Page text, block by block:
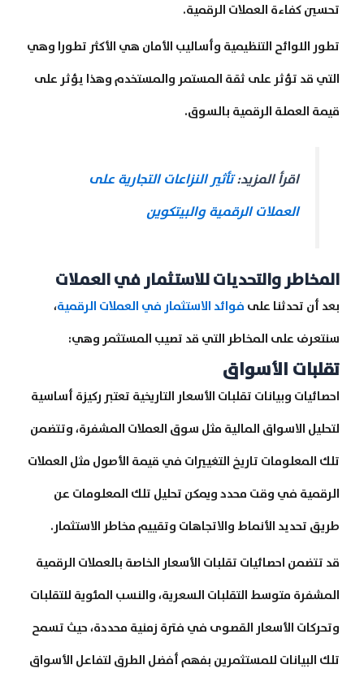
تحسين كفاءة العملات الرقمية.
تطور اللوائح التنظيمية وأساليب الأمان هي الأكثر تطورا وهي
التي قد تؤثر على ثقة المستمر والمستخدم وهذا يؤثر على
قيمة العملة الرقمية بالسوق.
اقرأ المزيد:تأثير النزاعات التجارية على
العملات الرقمية والبيتكوين
المخاطر والتحديات للاستثمار في العملات
بعد أن تحدثنا على فوائد الاستثمار في العملات الرقمية،
سنتعرف على المخاطر التي قد تصيب المستثمر وهي:
تقلبات الأسواق
احصائيات وبيانات تقلبات الأسعار التاريخية تعتبر ركيزة أساسية
لتحليل الاسواق المالية مثل سوق العملات المشفرة، وتتضمن
تلك المعلومات تاريخ التغييرات في قيمة الأصول مثل العملات
الرقمية في وقت محدد ويمكن تحليل تلك المعلومات عن
طريق تحديد الأنماط والاتجاهات وتقييم مخاطر الاستثمار.
قد تتضمن احصائيات تقلبات الأسعار الخاصة بالعملات الرقمية
المشفرة متوسط التقلبات السعرية، والنسب المئوية للتقلبات
وتحركات الأسعار القصوى في فترة زمنية محددة، حيث تسمح
تلك البيانات للمستثمرين بفهم أفضل الطرق لتفاعل الأسواق